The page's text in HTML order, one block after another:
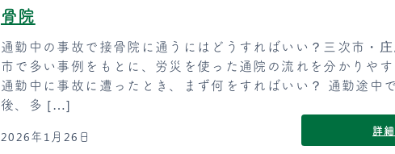
骨院
通勤中の事故で接骨院に通うにはどうすればいい？三次市・
市で多い事例をもとに、労災を使った通院の流れを分かりやす
通勤中に事故に遭ったとき、まず何をすればいい？ 通勤途中
後、多 […]
2026年1月26日 詳